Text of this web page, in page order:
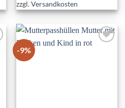
weist
Varianten
auf.
zzgl.Versandkosten
-9%